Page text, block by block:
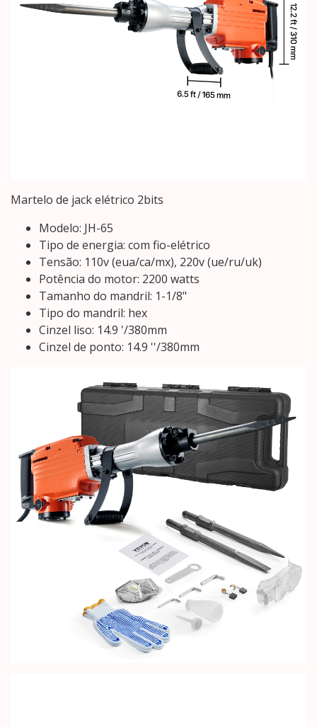
Martelo de jack elétrico 2bits
Modelo: JH-65
Tipo de energia: com fio-elétrico
Tensão: 110v (eua/ca/mx), 220v (ue/ru/uk)
Potência do motor: 2200 watts
Tamanho do mandril: 1-1/8"
Tipo do mandril: hex
Cinzel liso: 14.9 '/380mm
Cinzel de ponto: 14.9 ''/380mm